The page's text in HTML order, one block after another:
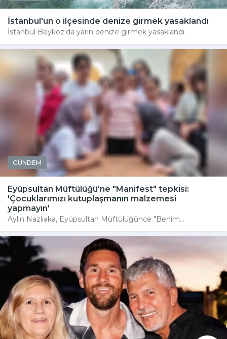
İstanbul'un o ilçesinde denize girmek yasaklandı
İstanbul Beykoz'da yarın denize girmek yasaklandı.
GÜNDEM
Eyüpsultan Müftülüğü'ne "Manifest" tepkisi:
'Çocuklarımızı kutuplaşmanın malzemesi
yapmayın'
Aylin Nazlıaka, Eyüpsultan Müftülüğünce "Benim...